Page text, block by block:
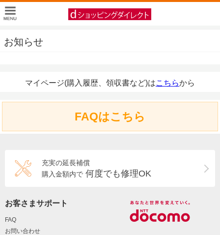
お知らせ
マイページ(購入履歴、領収書など)はこちらから
FAQはこちら
充実の延長補償
購入金額内で 何度でも修理OK
お客さまサポート
FAQ
お問い合わせ